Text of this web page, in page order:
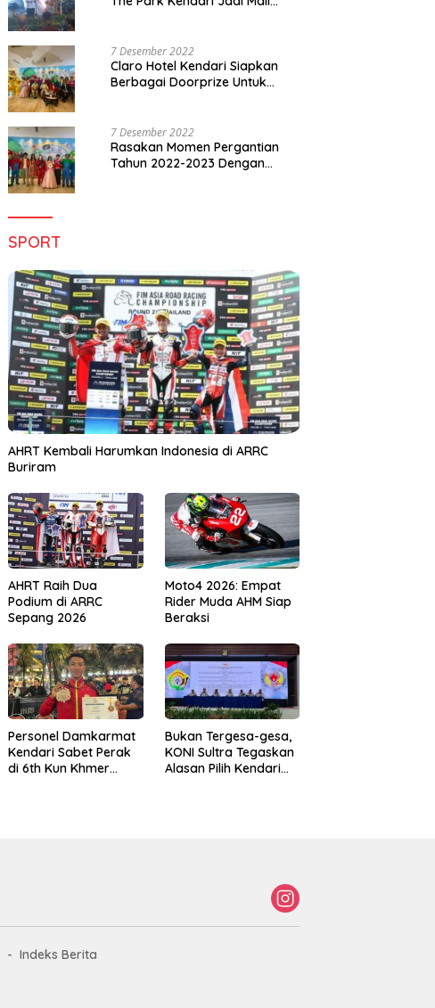
7 Desember 2022
Claro Hotel Kendari Siapkan
Berbagai Doorprize Untuk
7 Desember 2022
Rasakan Momen Pergantian
Tahun 2022-2023 Dengan
SPORT
AHRT Kembali Harumkan Indonesia di ARRC
Buriram
AHRT Raih Dua
Podium di ARRC
Sepang 2026
Moto4 2026: Empat
Rider Muda AHM Siap
Beraksi
Personel Damkarmat
Kendari Sabet Perak
di 6th Kun Khmer
Bukan Tergesa-gesa,
KONI Sultra Tegaskan
Alasan Pilih Kendari
Indeks Berita